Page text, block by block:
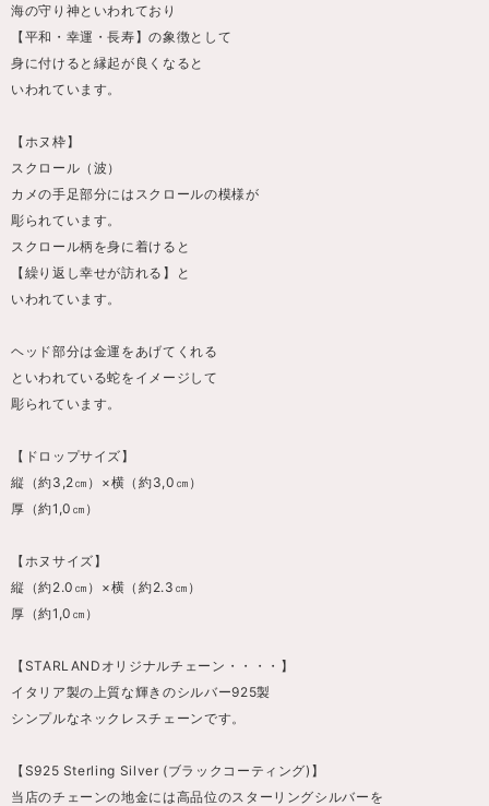
海の守り神といわれており
【平和・幸運・長寿】の象徴として
身に付けると縁起が良くなると
いわれています。
【ホヌ枠】
スクロール（波）
カメの手足部分にはスクロールの模様が
彫られています。
スクロール柄を身に着けると
【繰り返し幸せが訪れる】と
いわれています。
ヘッド部分は金運をあげてくれる
といわれている蛇をイメージして
彫られています。
【ドロップサイズ】
縦（約3,2㎝）×横（約3,0㎝）
厚（約1,0㎝）
【ホヌサイズ】
縦（約2.0㎝）×横（約2.3㎝）
厚（約1,0㎝）
【STARLANDオリジナルチェーン・・・・】
イタリア製の上質な輝きのシルバー925製
シンプルなネックレスチェーンです。
【S925 Sterling Silver (ブラックコーティング)】
当店のチェーンの地金には高品位のスターリングシルバーを